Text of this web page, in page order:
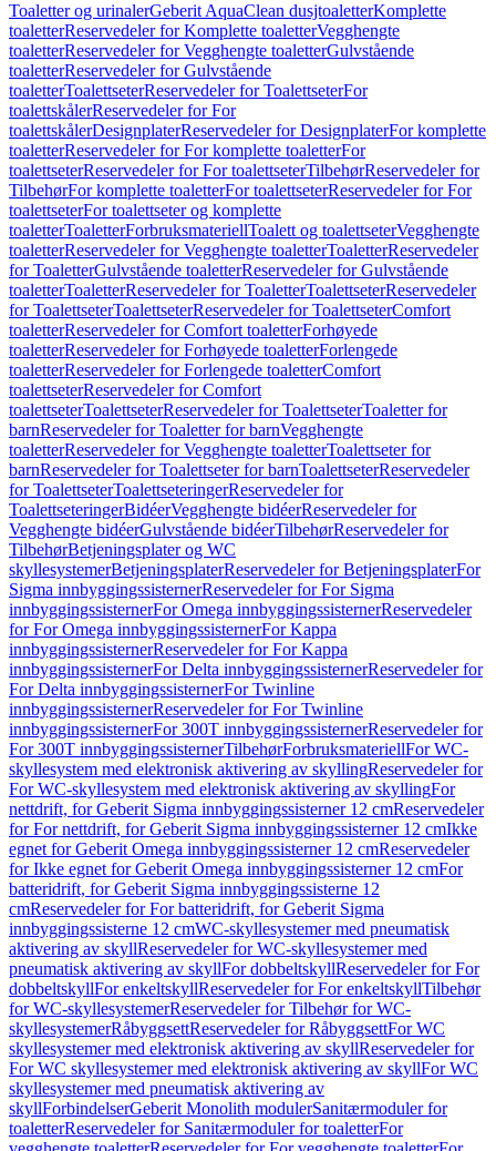
Toaletter og urinalerGeberit AquaClean dusjtoaletterKomplette
toaletterReservedeler for Komplette toaletterVegghengte
toaletterReservedeler for Vegghengte toaletterGulvstående
toaletterReservedeler for Gulvstående
toaletterToalettseterReservedeler for ToalettseterFor
toalettskålerReservedeler for For
toalettskålerDesignplaterReservedeler for DesignplaterFor komplette
toaletterReservedeler for For komplette toaletterFor
toalettseterReservedeler for For toalettseterTilbehørReservedeler for
TilbehørFor komplette toaletterFor toalettseterReservedeler for For
toalettseterFor toalettseter og komplette
toaletterToaletterForbruksmateriellToalett og toalettseterVegghengte
toaletterReservedeler for Vegghengte toaletterToaletterReservedeler
for ToaletterGulvstående toaletterReservedeler for Gulvstående
toaletterToaletterReservedeler for ToaletterToalettseterReservedeler
for ToalettseterToalettseterReservedeler for ToalettseterComfort
toaletterReservedeler for Comfort toaletterForhøyede
toaletterReservedeler for Forhøyede toaletterForlengede
toaletterReservedeler for Forlengede toaletterComfort
toalettseterReservedeler for Comfort
toalettseterToalettseterReservedeler for ToalettseterToaletter for
barnReservedeler for Toaletter for barnVegghengte
toaletterReservedeler for Vegghengte toaletterToalettseter for
barnReservedeler for Toalettseter for barnToalettseterReservedeler
for ToalettseterToalettseteringerReservedeler for
ToalettseteringerBidéerVegghengte bidéerReservedeler for
Vegghengte bidéerGulvstående bidéerTilbehørReservedeler for
TilbehørBetjeningsplater og WC
skyllesystemerBetjeningsplaterReservedeler for BetjeningsplaterFor
Sigma innbyggingssisternerReservedeler for For Sigma
innbyggingssisternerFor Omega innbyggingssisternerReservedeler
for For Omega innbyggingssisternerFor Kappa
innbyggingssisternerReservedeler for For Kappa
innbyggingssisternerFor Delta innbyggingssisternerReservedeler for
For Delta innbyggingssisternerFor Twinline
innbyggingssisternerReservedeler for For Twinline
innbyggingssisternerFor 300T innbyggingssisternerReservedeler for
For 300T innbyggingssisternerTilbehørForbruksmateriellFor WC-
skyllesystem med elektronisk aktivering av skyllingReservedeler for
For WC-skyllesystem med elektronisk aktivering av skyllingFor
nettdrift, for Geberit Sigma innbyggingssisterner 12 cmReservedeler
for For nettdrift, for Geberit Sigma innbyggingssisterner 12 cmIkke
egnet for Geberit Omega innbyggingssisterner 12 cmReservedeler
for Ikke egnet for Geberit Omega innbyggingssisterner 12 cmFor
batteridrift, for Geberit Sigma innbyggingssisterne 12
cmReservedeler for For batteridrift, for Geberit Sigma
innbyggingssisterne 12 cmWC-skyllesystemer med pneumatisk
aktivering av skyllReservedeler for WC-skyllesystemer med
pneumatisk aktivering av skyllFor dobbeltskyllReservedeler for For
dobbeltskyllFor enkeltskyllReservedeler for For enkeltskyllTilbehør
for WC-skyllesystemerReservedeler for Tilbehør for WC-
skyllesystemerRåbyggsettReservedeler for RåbyggsettFor WC
skyllesystemer med elektronisk aktivering av skyllReservedeler for
For WC skyllesystemer med elektronisk aktivering av skyllFor WC
skyllesystemer med pneumatisk aktivering av
skyllForbindelserGeberit Monolith modulerSanitærmoduler for
toaletterReservedeler for Sanitærmoduler for toaletterFor